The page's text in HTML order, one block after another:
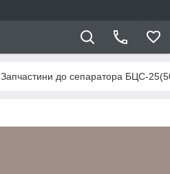
Запчастини до сепаратора БЦС-